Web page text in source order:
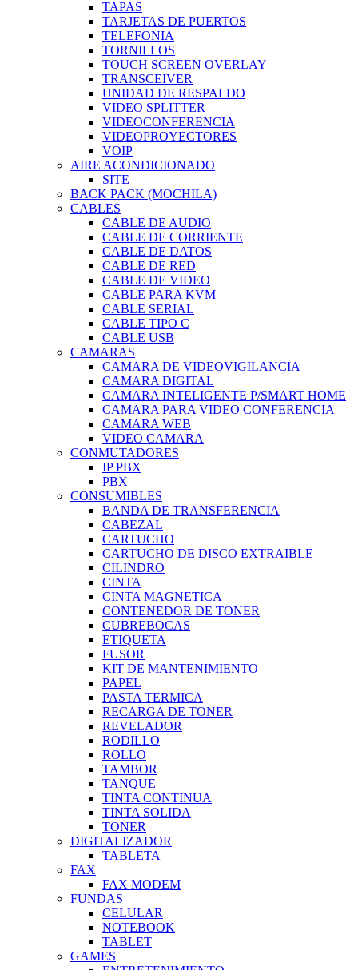
TAPAS
TARJETAS DE PUERTOS
TELEFONIA
TORNILLOS
TOUCH SCREEN OVERLAY
TRANSCEIVER
UNIDAD DE RESPALDO
VIDEO SPLITTER
VIDEOCONFERENCIA
VIDEOPROYECTORES
VOIP
AIRE ACONDICIONADO
SITE
BACK PACK (MOCHILA)
CABLES
CABLE DE AUDIO
CABLE DE CORRIENTE
CABLE DE DATOS
CABLE DE RED
CABLE DE VIDEO
CABLE PARA KVM
CABLE SERIAL
CABLE TIPO C
CABLE USB
CAMARAS
CAMARA DE VIDEOVIGILANCIA
CAMARA DIGITAL
CAMARA INTELIGENTE P/SMART HOME
CAMARA PARA VIDEO CONFERENCIA
CAMARA WEB
VIDEO CAMARA
CONMUTADORES
IP PBX
PBX
CONSUMIBLES
BANDA DE TRANSFERENCIA
CABEZAL
CARTUCHO
CARTUCHO DE DISCO EXTRAIBLE
CILINDRO
CINTA
CINTA MAGNETICA
CONTENEDOR DE TONER
CUBREBOCAS
ETIQUETA
FUSOR
KIT DE MANTENIMIENTO
PAPEL
PASTA TERMICA
RECARGA DE TONER
REVELADOR
RODILLO
ROLLO
TAMBOR
TANQUE
TINTA CONTINUA
TINTA SOLIDA
TONER
DIGITALIZADOR
TABLETA
FAX
FAX MODEM
FUNDAS
CELULAR
NOTEBOOK
TABLET
GAMES